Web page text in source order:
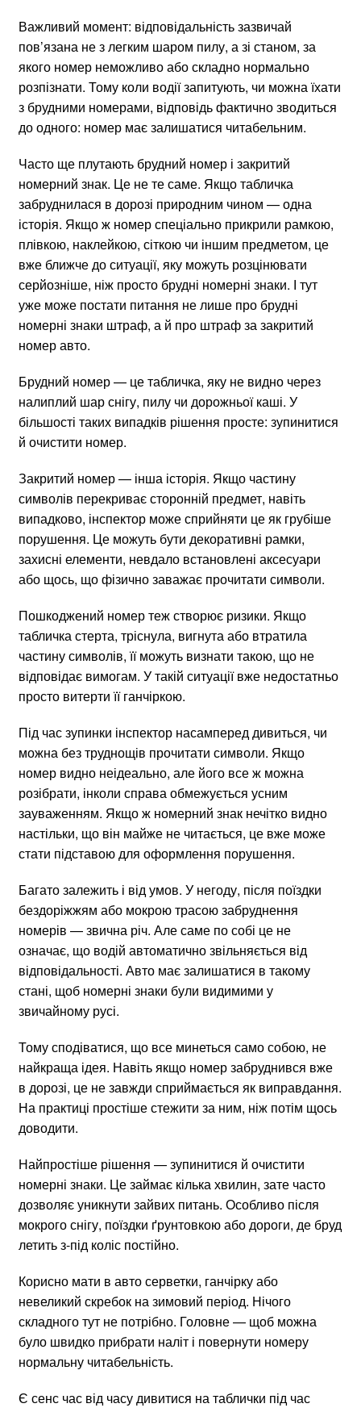
Важливий момент: відповідальність зазвичай
пов’язана не з легким шаром пилу, а зі станом, за
якого номер неможливо або складно нормально
розпізнати. Тому коли водії запитують, чи можна їхати
з брудними номерами, відповідь фактично зводиться
до одного: номер має залишатися читабельним.
Часто ще плутають брудний номер і закритий
номерний знак. Це не те саме. Якщо табличка
забруднилася в дорозі природним чином — одна
історія. Якщо ж номер спеціально прикрили рамкою,
плівкою, наклейкою, сіткою чи іншим предметом, це
вже ближче до ситуації, яку можуть розцінювати
серйозніше, ніж просто брудні номерні знаки. І тут
уже може постати питання не лише про брудні
номерні знаки штраф, а й про штраф за закритий
номер авто.
Брудний номер — це табличка, яку не видно через
налиплий шар снігу, пилу чи дорожньої каші. У
більшості таких випадків рішення просте: зупинитися
й очистити номер.
Закритий номер — інша історія. Якщо частину
символів перекриває сторонній предмет, навіть
випадково, інспектор може сприйняти це як грубіше
порушення. Це можуть бути декоративні рамки,
захисні елементи, невдало встановлені аксесуари
або щось, що фізично заважає прочитати символи.
Пошкоджений номер теж створює ризики. Якщо
табличка стерта, тріснула, вигнута або втратила
частину символів, її можуть визнати такою, що не
відповідає вимогам. У такій ситуації вже недостатньо
просто витерти її ганчіркою.
Під час зупинки інспектор насамперед дивиться, чи
можна без труднощів прочитати символи. Якщо
номер видно неідеально, але його все ж можна
розібрати, інколи справа обмежується усним
зауваженням. Якщо ж номерний знак нечітко видно
настільки, що він майже не читається, це вже може
стати підставою для оформлення порушення.
Багато залежить і від умов. У негоду, після поїздки
бездоріжжям або мокрою трасою забруднення
номерів — звична річ. Але саме по собі це не
означає, що водій автоматично звільняється від
відповідальності. Авто має залишатися в такому
стані, щоб номерні знаки були видимими у
звичайному русі.
Тому сподіватися, що все минеться само собою, не
найкраща ідея. Навіть якщо номер забруднився вже
в дорозі, це не завжди сприймається як виправдання.
На практиці простіше стежити за ним, ніж потім щось
доводити.
Найпростіше рішення — зупинитися й очистити
номерні знаки. Це займає кілька хвилин, зате часто
дозволяє уникнути зайвих питань. Особливо після
мокрого снігу, поїздки ґрунтовкою або дороги, де бруд
летить з-під коліс постійно.
Корисно мати в авто серветки, ганчірку або
невеликий скребок на зимовий період. Нічого
складного тут не потрібно. Головне — щоб можна
було швидко прибрати наліт і повернути номеру
нормальну читабельність.
Є сенс час від часу дивитися на таблички під час